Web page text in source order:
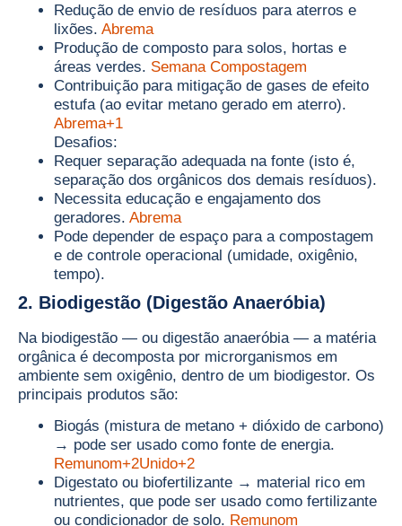
Redução de envio de resíduos para aterros e
lixões. Abrema
Produção de composto para solos, hortas e
áreas verdes. Semana Compostagem
Contribuição para mitigação de gases de efeito
estufa (ao evitar metano gerado em aterro).
Abrema+1
Desafios:
Requer separação adequada na fonte (isto é,
separação dos orgânicos dos demais resíduos).
Necessita educação e engajamento dos
geradores. Abrema
Pode depender de espaço para a compostagem
e de controle operacional (umidade, oxigênio,
tempo).
2. Biodigestão (Digestão Anaeróbia)
Na biodigestão — ou digestão anaeróbia — a matéria
orgânica é decomposta por microrganismos em
ambiente sem oxigênio, dentro de um biodigestor. Os
principais produtos são:
Biogás (mistura de metano + dióxido de carbono)
→ pode ser usado como fonte de energia.
Remunom+2Unido+2
Digestato ou biofertilizante → material rico em
nutrientes, que pode ser usado como fertilizante
ou condicionador de solo. Remunom